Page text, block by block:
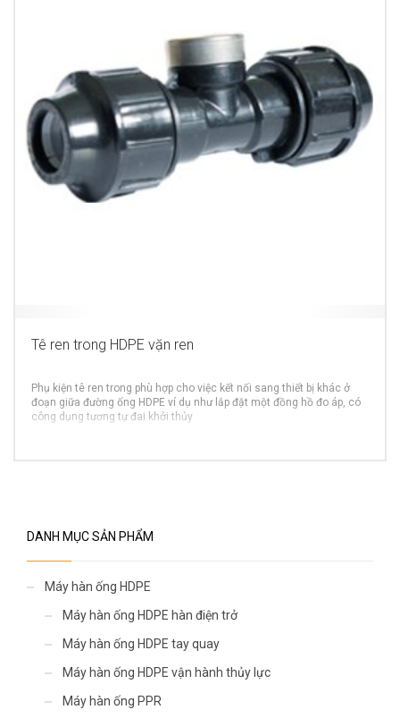
Tê ren trong HDPE vặn ren
Phụ kiện tê ren trong phù hợp cho việc kết nối sang thiết bị khác ở
đoạn giữa đường ống HDPE ví dụ như lắp đặt một đồng hồ đo áp, có
công dụng tương tự đai khởi thủy
DANH MỤC SẢN PHẨM
Máy hàn ống HDPE
Máy hàn ống HDPE hàn điện trở
Máy hàn ống HDPE tay quay
Máy hàn ống HDPE vận hành thủy lực
Máy hàn ống PPR